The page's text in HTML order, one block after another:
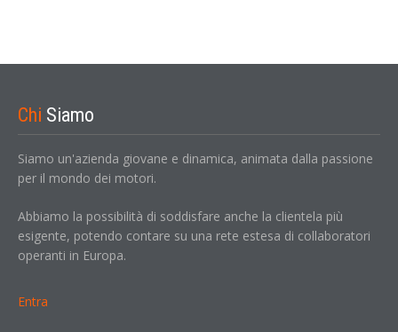
Chi Siamo
Siamo un'azienda giovane e dinamica, animata dalla passione
per il mondo dei motori.
Abbiamo la possibilità di soddisfare anche la clientela più
esigente, potendo contare su una rete estesa di collaboratori
operanti in Europa.
Entra